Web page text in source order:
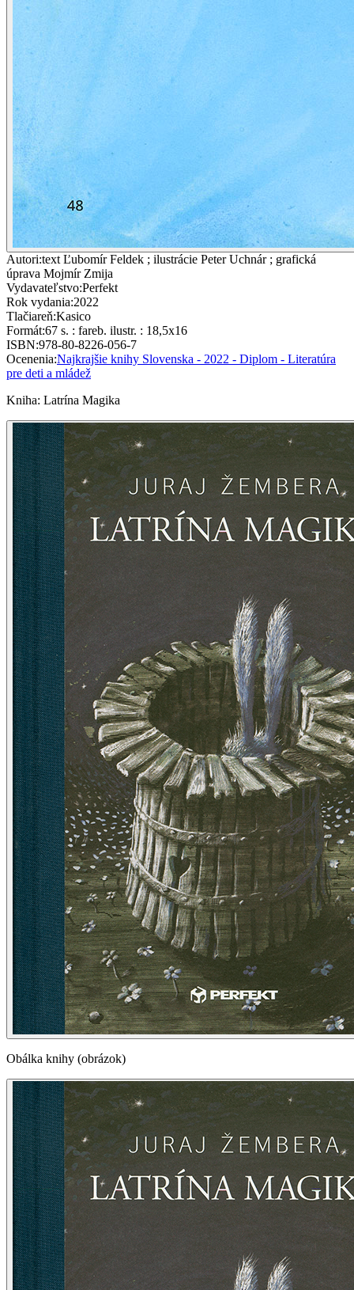
Autori:text Ľubomír Feldek ; ilustrácie Peter Uchnár ; grafická
úprava Mojmír Zmija
Vydavateľstvo:Perfekt
Rok vydania:2022
Tlačiareň:Kasico
Formát:67 s. : fareb. ilustr. : 18,5x16
ISBN:978-80-8226-056-7
Ocenenia:Najkrajšie knihy Slovenska - 2022 - Diplom - Literatúra
pre deti a mládež
Kniha: Latrína Magika
Obálka knihy (obrázok)